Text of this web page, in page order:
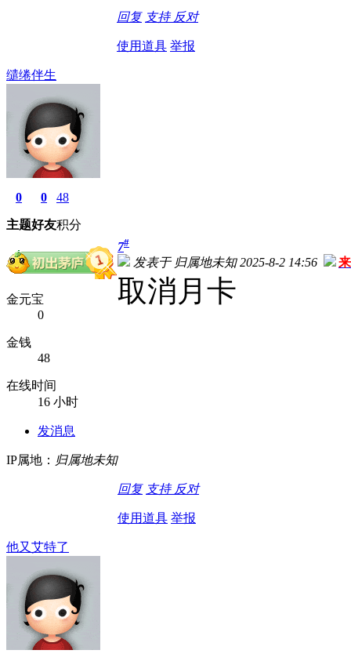
回复 支持 反对
使用道具 举报
缱绻伴生
0
主题
0
好友
48
积分
金元宝
0
金钱
48
在线时间
16 小时
发消息
IP属地： 归属地未知
7#
发表于 归属地未知 2025-8-2 14:56
取消月卡
回复 支持 反对
使用道具 举报
他又艾特了